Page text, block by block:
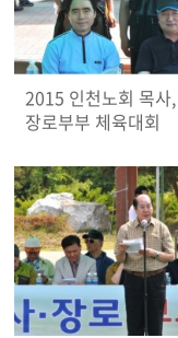
2015 인천노회 목사,
장로부부 체육대회